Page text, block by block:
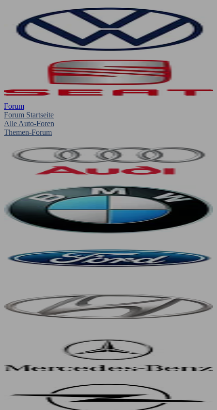
Forum
Forum Startseite
Alle Auto-Foren
Themen-Forum